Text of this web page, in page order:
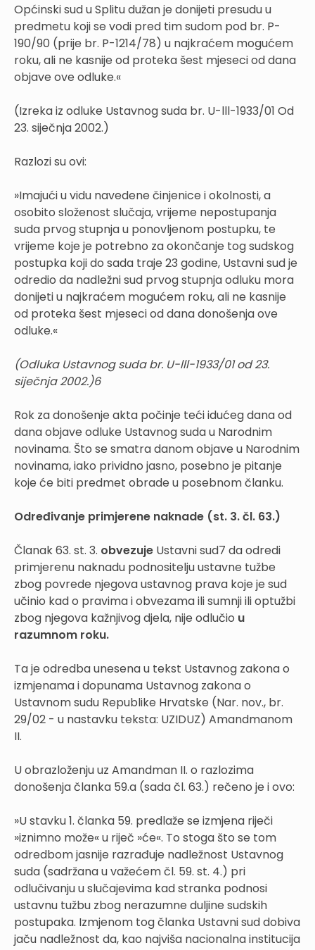
Općinski sud u Splitu dužan je donijeti presudu u
predmetu koji se vodi pred tim sudom pod br. P-
190/90 (prije br. P-1214/78) u najkraćem mogućem
roku, ali ne kasnije od proteka šest mjeseci od dana
objave ove odluke.«
(Izreka iz odluke Ustavnog suda br. U-lll-1933/01 Od
23. siječnja 2002.)
Razlozi su ovi:
»Imajući u vidu navedene činjenice i okolnosti, a
osobito složenost slučaja, vrijeme nepostupanja
suda prvog stupnja u ponovljenom postupku, te
vrijeme koje je potrebno za okončanje tog sudskog
postupka koji do sada traje 23 godine, Ustavni sud je
odredio da nadležni sud prvog stupnja odluku mora
donijeti u najkraćem mogućem roku, ali ne kasnije
od proteka šest mjeseci od dana donošenja ove
odluke.«
(Odluka Ustavnog suda br. U-lll-1933/01 od 23.
siječnja 2002.)6
Rok za donošenje akta počinje teći idućeg dana od
dana objave odluke Ustavnog suda u Narodnim
novinama. Što se smatra danom objave u Narodnim
novinama, iako prividno jasno, posebno je pitanje
koje će biti predmet obrade u posebnom članku.
Određivanje primjerene naknade (st. 3. čl. 63.)
Članak 63. st. 3. obvezuje Ustavni sud7 da odredi
primjerenu naknadu podnositelju ustavne tužbe
zbog povrede njegova ustavnog prava koje je sud
učinio kad o pravima i obvezama ili sumnji ili optužbi
zbog njegova kažnjivog djela, nije odlučio u
razumnom roku.
Ta je odredba unesena u tekst Ustavnog zakona o
izmjenama i dopunama Ustavnog zakona o
Ustavnom sudu Republike Hrvatske (Nar. nov., br.
29/02 - u nastavku teksta: UZIDUZ) Amandmanom
II.
U obrazloženju uz Amandman II. o razlozima
donošenja članka 59.a (sada čl. 63.) rečeno je i ovo:
»U stavku 1. članka 59. predlaže se izmjena riječi
»iznimno može« u riječ »će«. To stoga što se tom
odredbom jasnije razrađuje nadležnost Ustavnog
suda (sadržana u važećem čl. 59. st. 4.) pri
odlučivanju u slučajevima kad stranka podnosi
ustavnu tužbu zbog nerazumne duljine sudskih
postupaka. Izmjenom tog članka Ustavni sud dobiva
jaču nadležnost da, kao najviša nacionalna institucija